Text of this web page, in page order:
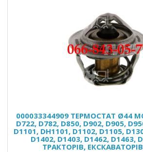
000033344909 ТЕРМОСТАТ Ø44
D722, D782, D850, D902, D905,
D1101, DH1101, D1102, D1105,
D1402, D1403, D1462, D1463,
ТРАКТОРІВ, ЕКСКАВАТОРІВ